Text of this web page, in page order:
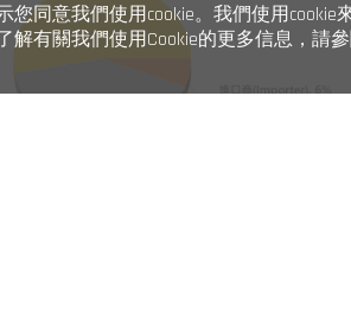
同意我們使用cookie。我們使用cookie
解有關我們使用Cookie的更多信息，請